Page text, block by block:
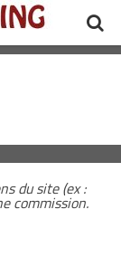
du site (ex :
commission.